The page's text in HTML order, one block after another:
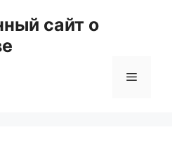
сайт о
Меню